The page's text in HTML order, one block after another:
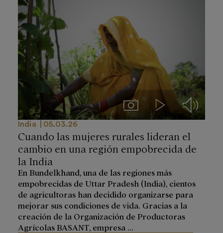
ImágenesVideos Audios
India 05.03.26
Cuando las mujeres rurales lideran el
cambio en una región empobrecida de
la India
En Bundelkhand, una de las regiones más
empobrecidas de Uttar Pradesh (India), cientos
de agricultoras han decidido organizarse para
mejorar sus condiciones de vida. Gracias a la
creación de la Organización de Productoras
Agrícolas BASANT, empresa ...